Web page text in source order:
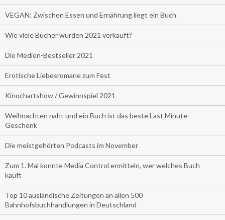
VEGAN: Zwischen Essen und Ernährung liegt ein Buch
Wie viele Bücher wurden 2021 verkauft?
Die Medien-Bestseller 2021
Erotische Liebesromane zum Fest
Kinochartshow / Gewinnspiel 2021
Weihnachten naht und ein Buch ist das beste Last Minute-
Geschenk
Die meistgehörten Podcasts im November
Zum 1. Mal konnte Media Control ermitteln, wer welches Buch
kauft
Top 10 ausländische Zeitungen an allen 500
Bahnhofsbuchhandlungen in Deutschland